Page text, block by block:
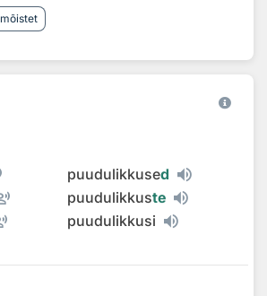
puudulikkused
puudulikkuste
puudulikkusi